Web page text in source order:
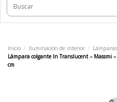
Inicio Iluminación de interior
Lámpara colgante In Translucent – Massmi
cm